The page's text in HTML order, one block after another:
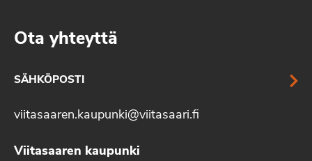
Ota yhteyttä
SÄHKÖPOSTI
viitasaaren.kaupunki@viitasaari.fi
Viitasaaren kaupunki